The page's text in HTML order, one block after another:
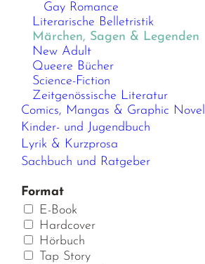
Gay Romance
Literarische Belletristik
Märchen, Sagen & Legenden
New Adult
Queere Bücher
Science-Fiction
Zeitgenössische Literatur
Comics, Mangas & Graphic Novel
Kinder- und Jugendbuch
Lyrik & Kurzprosa
Sachbuch und Ratgeber
Format
E-Book
Hardcover
Hörbuch
Tap Story